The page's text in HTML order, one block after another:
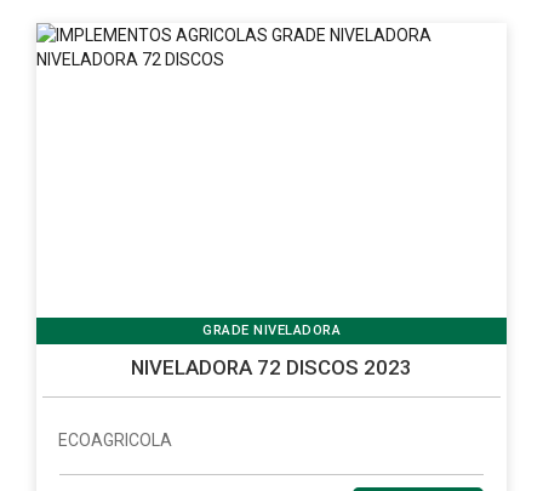
GRADE NIVELADORA
NIVELADORA 72 DISCOS 2023
ECOAGRICOLA